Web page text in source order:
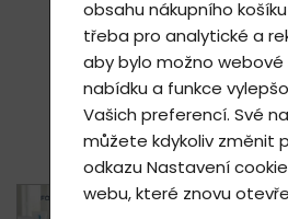
obsahu nákupního
třeba pro analytické a
aby bylo možno webové
nabídku a funkce
Vašich preferencí. Své
můžete kdykoliv změnit
odkazu Nastavení
webu, které znovu